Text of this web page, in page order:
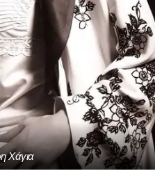
Χάγια